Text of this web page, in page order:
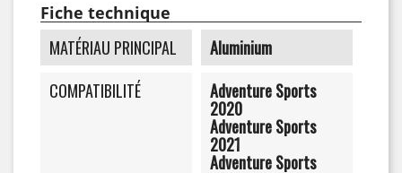
Fiche technique
MATÉRIAU PRINCIPAL
Aluminium
COMPATIBILITÉ
Adventure Sports
2020
Adventure Sports
2021
Adventure Sports